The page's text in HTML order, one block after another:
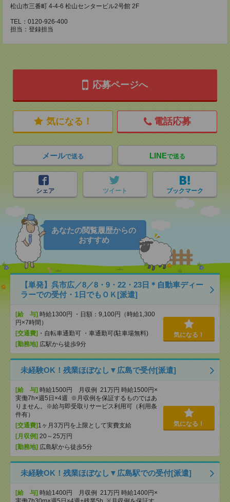
松山市三番町 4-4-6 松山センタービル2号館 2F
TEL：0120-926-400
担当：登録担当
応募ページへ
気になる！ 電話応募
メールで送る LINEで送る
シェア ツイート ブックマーク
あなたの閲覧履歴からの
おすすめ
【単発】呉市広／8／8・9・22・23日＊自動車ディー
ラーでの受付・1日でもＯＫ[派遣]
[給 与] 時給1300円 ・日額：9,100円（時給1,300
円×7時間）
[交通費] ・自転車通勤可 ・車通勤可(駐車場無料)
[勤務地] 広駅から徒歩9分
気になる！
未経験OK！残業ほぼなし▼広島で受付[派遣]
[給 与] 時給1500円 月収例 21万円 時給1500円×
実働7h×週5日×4週 ※月収例を保証するものではあ
りません。※給与即受取りサービス利用可（利用条
件有）
[交通費] 1ヶ月3万円を上限として実費支給
[月収例] 20～25万円
[勤務地] 広島駅から徒歩5分
気になる！
未経験OK！残業ほぼなし▼広島駅での受付[派遣]
[給 与] 時給1400円 月収例 21万円 時給1400円×